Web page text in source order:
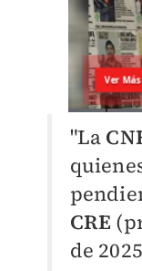
"La
CRE
de